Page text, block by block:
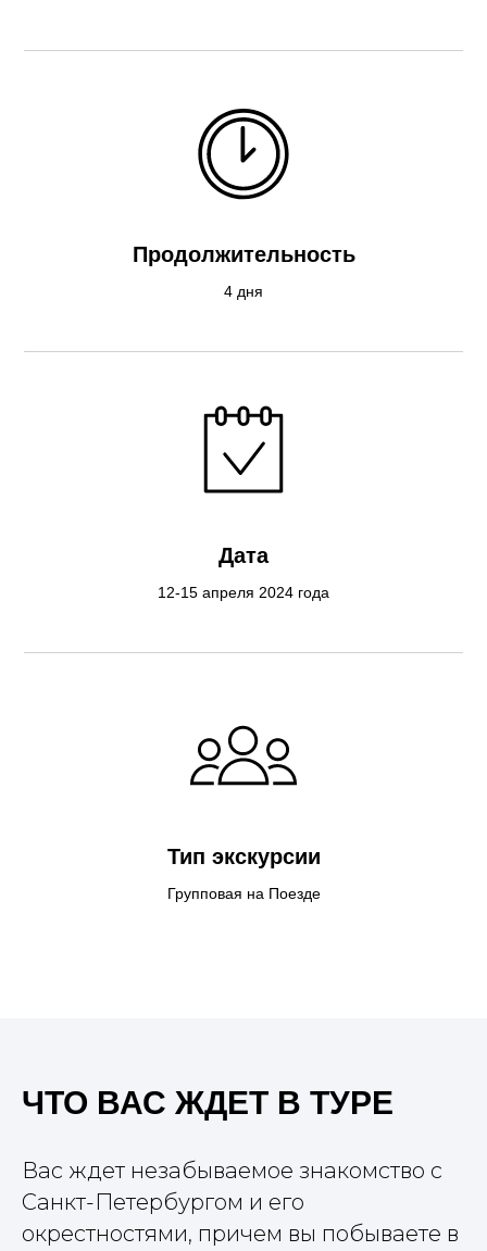
Продолжительность
4 дня
Дата
12-15 апреля 2024 года
Тип экскурсии
Групповая на Поезде
ЧТО ВАС ЖДЕТ В ТУРЕ
Вас ждет незабываемое знакомство с
Санкт-Петербургом и его
окрестностями, причем вы побываете в